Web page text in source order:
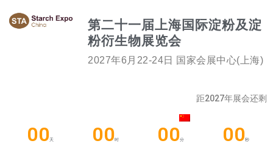
第二十一届上海国际淀粉及淀
粉衍生物展览会
2027年6月22-24日 国家会展中心(上海)
距2027年展会还剩
00天 00时 00分 00秒